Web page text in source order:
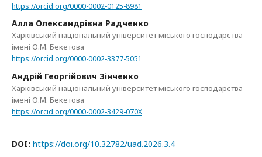
https://orcid.org/0000-0002-0125-8981
Алла Олександрівна Радченко
Харківський національний університет міського господарства
імені О.М. Бекетова
https://orcid.org/0000-0002-3377-5051
Андрій Георгійович Зінченко
Харківський національний університет міського господарства
імені О.М. Бекетова
https://orcid.org/0000-0002-3429-070X
DOI: https://doi.org/10.32782/uad.2026.3.4